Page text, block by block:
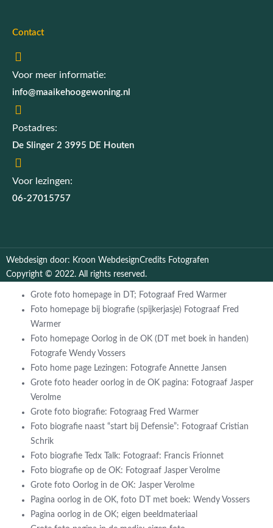
Contact
Voor meer informatie:
info@maaikehoogewoning.nl
Postadres:
De Slinger 2 3995 DE Houten
Voor lezingen:
06-27015757
Webdesign door: Kroon WebdesignCredits Fotografen
Copyright © 2022. All rights reserved.
Grote foto homepage in DT; Fotograaf Fred Warmer
Foto homepage bij biografie (spijkerjasje) Fotograaf Fred
Warmer
Foto homepage Oorlog in de OK (DT met boek in handen)
Fotografe Wendy Vossers
Foto home page Lezingen: Fotografe Annette Jansen
Grote foto header oorlog in de OK pagina: Fotograaf Jasper
Verolme
Grote foto biografie: Fotograag Fred Warmer
Foto biografie naast “start bij Defensie”: Fotograaf Cristian
Schrik
Foto biografie Tedx Talk: Fotograaf: Francis Frionnet
Foto biografie op de OK: Fotograaf Jasper Verolme
Grote foto Oorlog in de OK: Jasper Verolme
Pagina oorlog in de OK, foto DT met boek: Wendy Vossers
Pagina oorlog in de OK; eigen beeldmateriaal